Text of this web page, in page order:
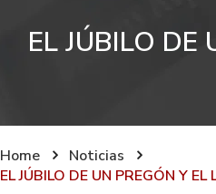
EL JÚBILO
Home
Noticias
EL JÚBILO DE UN PREGÓN Y